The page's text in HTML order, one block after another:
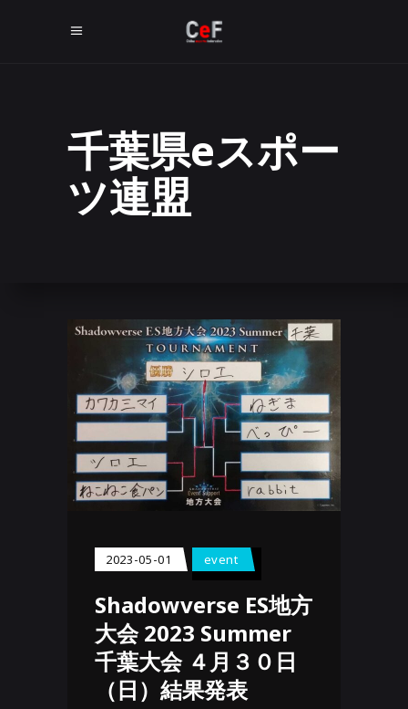
千葉県eスポー
ツ連盟
2023-05-01 event
Shadowverse ES地方
大会 2023 Summer
千葉大会 ４月３０日
（日）結果発表